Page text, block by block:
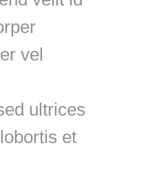
vel
ultrices
et